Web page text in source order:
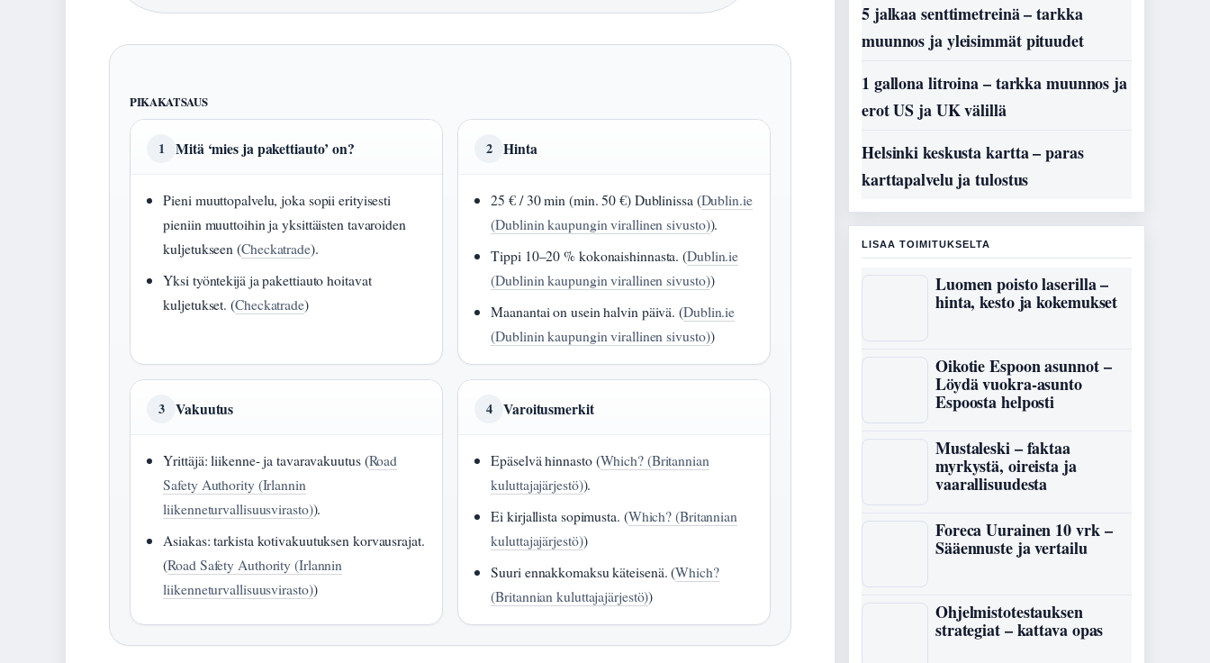
PIKAKATSAUS
1 Mitä ‘mies ja pakettiauto’ on?
Pieni muuttopalvelu, joka sopii erityisesti
pieniin muuttoihin ja yksittäisten tavaroiden
kuljetukseen (Checkatrade).
Yksi työntekijä ja pakettiauto hoitavat
kuljetukset. (Checkatrade)
2 Hinta
25 € / 30 min (min. 50 €) Dublinissa (Dublin.ie
(Dublinin kaupungin virallinen sivusto)).
Tippi 10–20 % kokonaishinnasta. (Dublin.ie
(Dublinin kaupungin virallinen sivusto))
Maanantai on usein halvin päivä. (Dublin.ie
(Dublinin kaupungin virallinen sivusto))
3 Vakuutus
Yrittäjä: liikenne- ja tavaravakuutus (Road
Safety Authority (Irlannin
liikenneturvallisuusvirasto)).
Asiakas: tarkista kotivakuutuksen korvausrajat.
(Road Safety Authority (Irlannin
liikenneturvallisuusvirasto))
4 Varoitusmerkit
Epäselvä hinnasto (Which? (Britannian
kuluttajajärjestö)).
Ei kirjallista sopimusta. (Which? (Britannian
kuluttajajärjestö))
Suuri ennakkomaksu käteisenä. (Which?
(Britannian kuluttajajärjestö))
5 jalkaa senttimetreinä – tarkka
muunnos ja yleisimmät pituudet
1 gallona litroina – tarkka muunnos ja
erot US ja UK välillä
Helsinki keskusta kartta – paras
karttapalvelu ja tulostus
LISAA TOIMITUKSELTA
Luomen poisto laserilla –
hinta, kesto ja kokemukset
Oikotie Espoon asunnot –
Löydä vuokra-asunto
Espoosta helposti
Mustaleski – faktaa
myrkystä, oireista ja
vaarallisuudesta
Foreca Uurainen 10 vrk –
Sääennuste ja vertailu
Ohjelmistotestauksen
strategiat – kattava opas